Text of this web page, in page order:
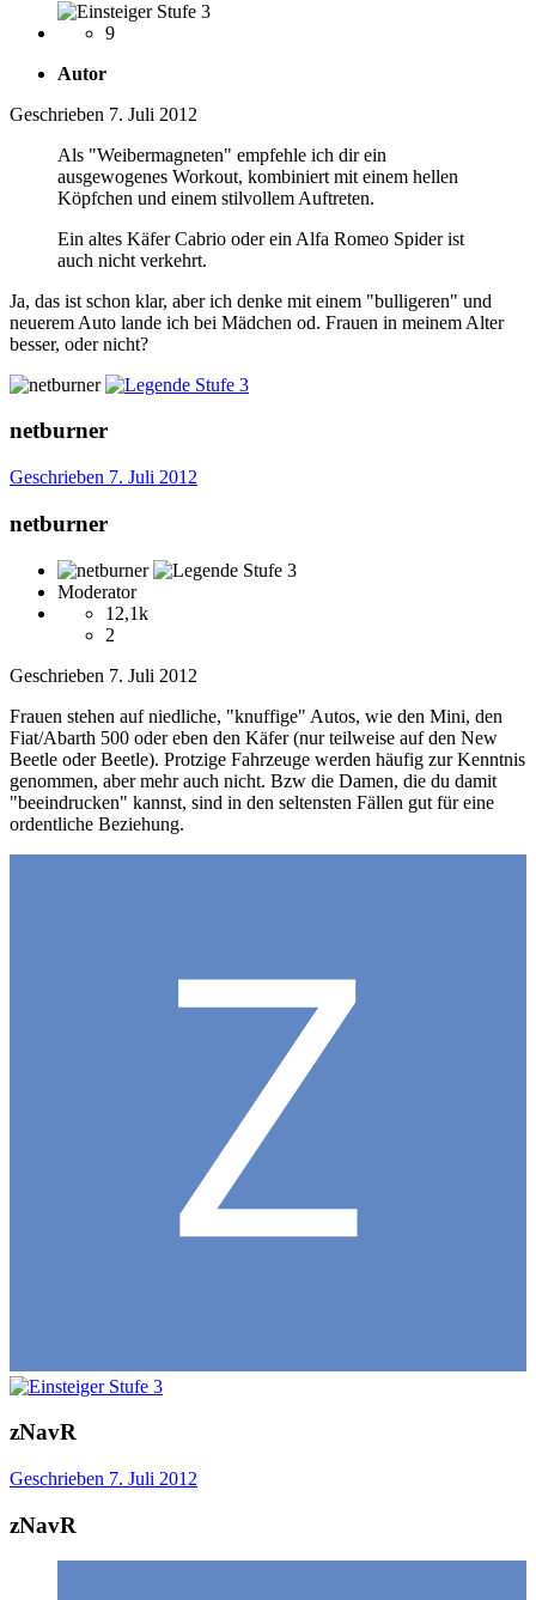
9
Autor
Geschrieben 7. Juli 2012
Als "Weibermagneten" empfehle ich dir ein
ausgewogenes Workout, kombiniert mit einem hellen
Köpfchen und einem stilvollem Auftreten.
Ein altes Käfer Cabrio oder ein Alfa Romeo Spider ist
auch nicht verkehrt.
Ja, das ist schon klar, aber ich denke mit einem "bulligeren" und
neuerem Auto lande ich bei Mädchen od. Frauen in meinem Alter
besser, oder nicht?
netburner
Geschrieben 7. Juli 2012
netburner
Moderator
12,1k
2
Geschrieben 7. Juli 2012
Frauen stehen auf niedliche, "knuffige" Autos, wie den Mini, den
Fiat/Abarth 500 oder eben den Käfer (nur teilweise auf den New
Beetle oder Beetle). Protzige Fahrzeuge werden häufig zur Kenntnis
genommen, aber mehr auch nicht. Bzw die Damen, die du damit
"beeindrucken" kannst, sind in den seltensten Fällen gut für eine
ordentliche Beziehung.
zNavR
Geschrieben 7. Juli 2012
zNavR